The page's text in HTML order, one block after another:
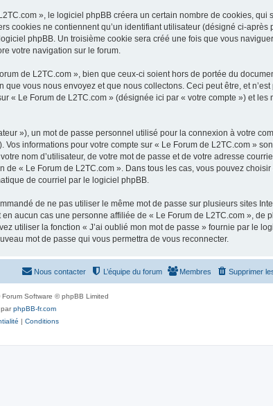
», le logiciel phpBB créera un certain nombre de cookies, qui
cookies ne contiennent qu’un identifiant utilisateur (désigné ci-après
phpBB. Un troisième cookie sera créé une fois que vous
votre navigation sur le forum.
de L2TC.com », bien que ceux-ci soient hors de portée du
vous nous envoyez et que nous collectons. Ceci peut être, et
« Le Forum de L2TC.com » (désignée ici par « votre compte ») et
»), un mot de passe personnel utilisé pour la connexion à votre
informations pour votre compte sur « Le Forum de L2TC.com »
nom d’utilisateur, de votre mot de passe et de votre adresse
« Le Forum de L2TC.com ». Dans tous les cas, vous pouvez
de courriel par le logiciel phpBB.
de ne pas utiliser le même mot de passe sur plusieurs sites
aucun cas une personne affiliée de « Le Forum de L2TC.com », de
utiliser la fonction « J’ai oublié mon mot de passe » fournie par le
mot de passe qui vous permettra de vous reconnecter.
Supprimer
Membres
L’équipe du forum
Nous contacter
Forum Software © phpBB Limited
parphpBB-fr.com
| Conditions